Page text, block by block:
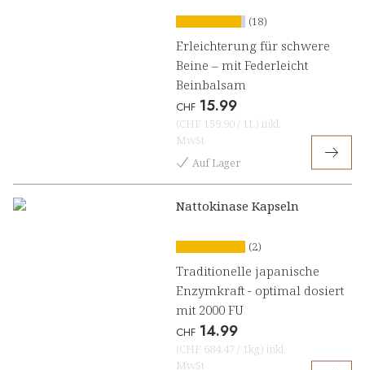
(18)
Erleichterung für schwere
Beine – mit Federleicht
Beinbalsam
CHF 15.99
(CHF 159.90 / 1L) inkl.
MwSt
Auf Lager
Nattokinase Kapseln
(2)
Traditionelle japanische
Enzymkraft - optimal dosiert
mit 2000 FU
CHF 14.99
(CHF 684.47 / 1kg) inkl.
MwSt